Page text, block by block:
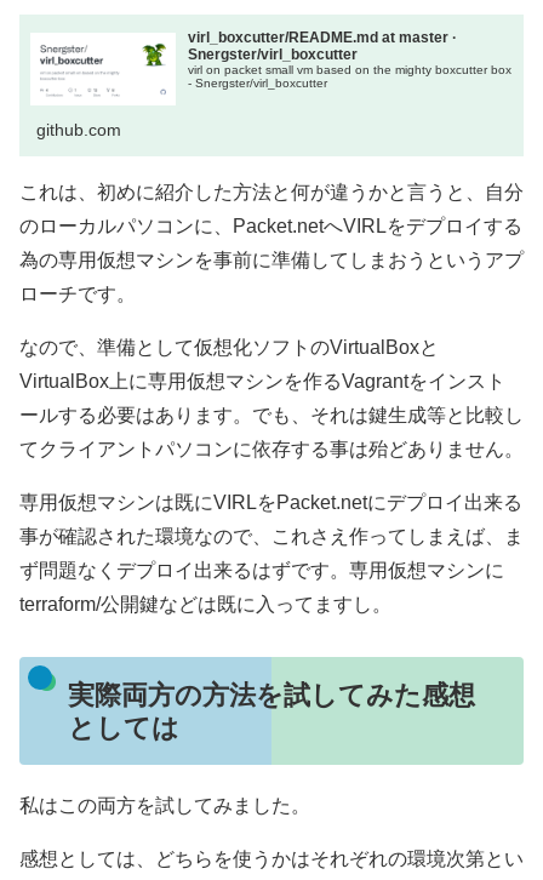
virl_boxcutter/README.md at master ·
Snergster/virl_boxcutter
virl on packet small vm based on the mighty boxcutter box
- Snergster/virl_boxcutter
github.com
これは、初めに紹介した方法と何が違うかと言うと、自分
のローカルパソコンに、Packet.netへVIRLをデプロイする
為の専用仮想マシンを事前に準備してしまおうというアプ
ローチです。
なので、準備として仮想化ソフトのVirtualBoxと
VirtualBox上に専用仮想マシンを作るVagrantをインスト
ールする必要はあります。でも、それは鍵生成等と比較し
てクライアントパソコンに依存する事は殆どありません。
専用仮想マシンは既にVIRLをPacket.netにデプロイ出来る
事が確認された環境なので、これさえ作ってしまえば、ま
ず問題なくデプロイ出来るはずです。専用仮想マシンに
terraform/公開鍵などは既に入ってますし。
実際両方の方法を試してみた感想
としては
私はこの両方を試してみました。
感想としては、どちらを使うかはそれぞれの環境次第とい